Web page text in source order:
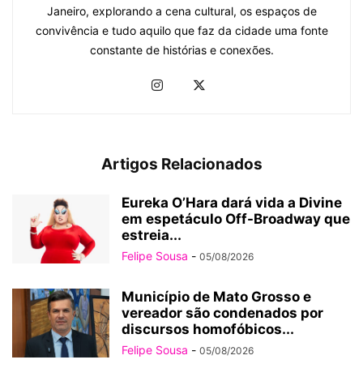
Janeiro, explorando a cena cultural, os espaços de
convivência e tudo aquilo que faz da cidade uma fonte
constante de histórias e conexões.
Artigos Relacionados
Eureka O’Hara dará vida a Divine
em espetáculo Off-Broadway que
estreia...
Felipe Sousa - 05/08/2026
Município de Mato Grosso e
vereador são condenados por
discursos homofóbicos...
Felipe Sousa - 05/08/2026